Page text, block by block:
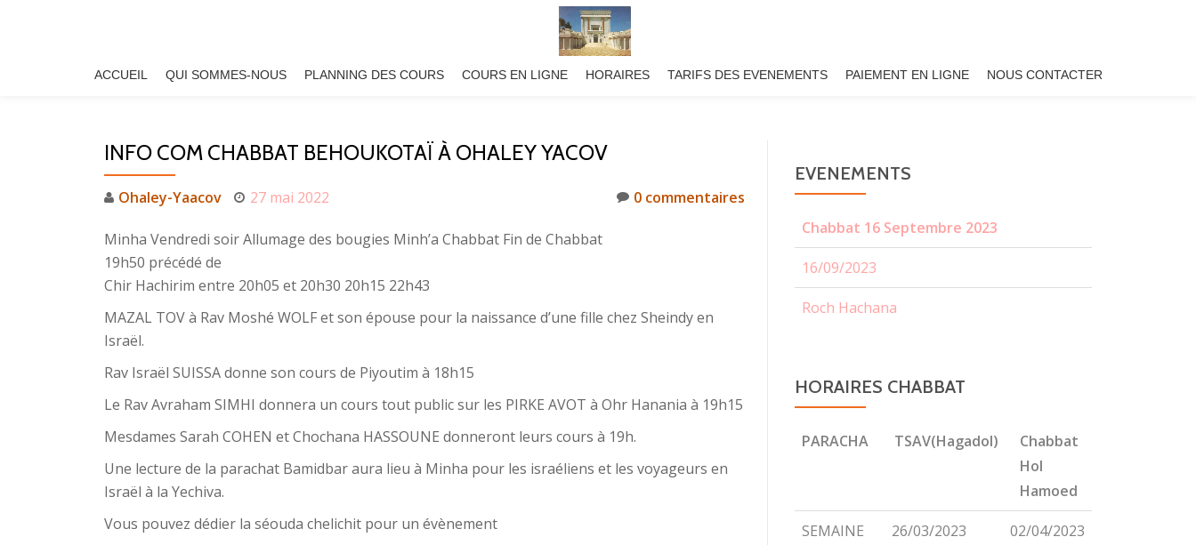
ACCUEIL QUI SOMMES-NOUS PLANNING DES COURS COURS EN LIGNE HORAIRES TARIFS DES EVENEMENTS PAIEMENT EN LIGNE NOUS CONTACTER
INFO COM CHABBAT BEHOUKOTAÏ À OHALEY YACOV
Ohaley-Yaacov 27 mai 2022 0 commentaires
Minha Vendredi soir Allumage des bougies Minh’a Chabbat Fin de Chabbat
19h50 précédé de
Chir Hachirim entre 20h05 et 20h30 20h15 22h43
MAZAL TOV à Rav Moshé WOLF et son épouse pour la naissance d’une fille chez Sheindy en
Israël.
Rav Israël SUISSA donne son cours de Piyoutim à 18h15
Le Rav Avraham SIMHI donnera un cours tout public sur les PIRKE AVOT à Ohr Hanania à 19h15
Mesdames Sarah COHEN et Chochana HASSOUNE donneront leurs cours à 19h.
Une lecture de la parachat Bamidbar aura lieu à Minha pour les israéliens et les voyageurs en
Israël à la Yechiva.
Vous pouvez dédier la séouda chelichit pour un évènement
EVENEMENTS
Chabbat 16 Septembre 2023
16/09/2023
Roch Hachana
HORAIRES CHABBAT
PARACHA TSAV(Hagadol)
Chabbat
Hol
Hamoed
PARACHA TSAV(Hagadol)
Chabbat
SEMAINE
26/03/2023 02/04/2023